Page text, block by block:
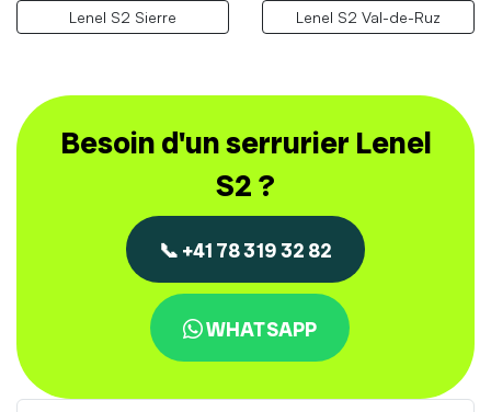
Lenel S2 Sierre Lenel S2 Val-de-Ruz
Besoin d'un serrurier Lenel
S2 ?
📞 +41 78 319 32 82
WHATSAPP